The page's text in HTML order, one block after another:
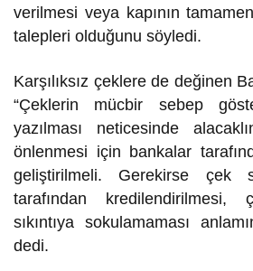
verilmesi veya kapının
talepleri olduğunu söyledi.
Karşılıksız çeklere de değinen
“Çeklerin mücbir sebep
yazılması neticesinde
önlenmesi için bankalar
geliştirilmeli. Gerekirse çek
tarafından
sıkıntıya sokulamaması
dedi.